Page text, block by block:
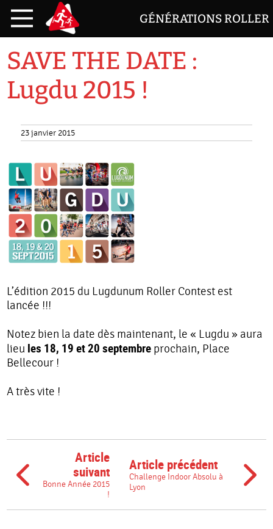
GÉNÉRATIONS ROLLER
SAVE THE DATE :
Lugdu 2015 !
23 janvier 2015
L’édition 2015 du Lugdunum Roller Contest est
lancée !!!
Notez bien la date dès maintenant, le « Lugdu » aura
lieu les 18, 19 et 20 septembre prochain, Place
Bellecour !
A très vite !
Article
suivant
Bonne Année 2015
!
Article précédent
Challenge Indoor Absolu à
Lyon